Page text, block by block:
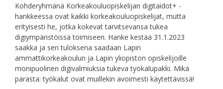
Kohderyhmänä Korkeakouluopiskelijan digitaidot+ -
hankkeessa ovat kaikki korkeakouluopiskelijat, mutta
erityisesti he, jotka kokevat tarvitsevansa tukea
digiympäristöissä toimiseen. Hanke kestää 31.1.2023
saakka ja sen tuloksena saadaan Lapin
ammattikorkeakoulun ja Lapin yliopiston opiskelijoille
monipuolinen digivalmiuksia tukeva työkalupakki. Mikä
parasta: työkalut ovat muillekin avoimesti käytettävissä!